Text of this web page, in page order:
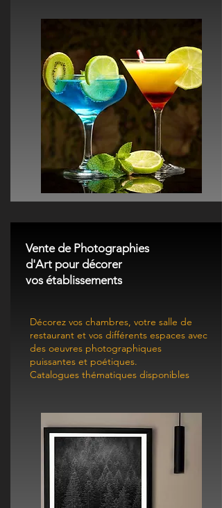
Vente de Photographies
d'Art pour décorer
vos établissements
Décorez vos chambres, votre salle de
restaurant et vos différents espaces avec
des oeuvres photographiques
puissantes et poétiques.
Catalogues thématiques disponibles